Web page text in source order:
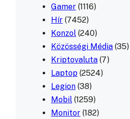
Gamer (1116)
Hír (7452)
Konzol (240)
Közösségi Média (35)
Kriptovaluta (7)
Laptop (2524)
Legion (38)
Mobil (1259)
Monitor (182)